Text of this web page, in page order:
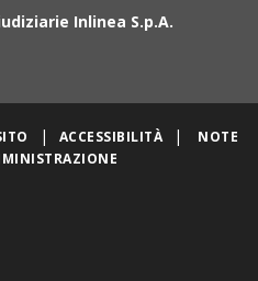
Inlinea S.p.A.
| ACCESSIBILITÀ |
NOTE